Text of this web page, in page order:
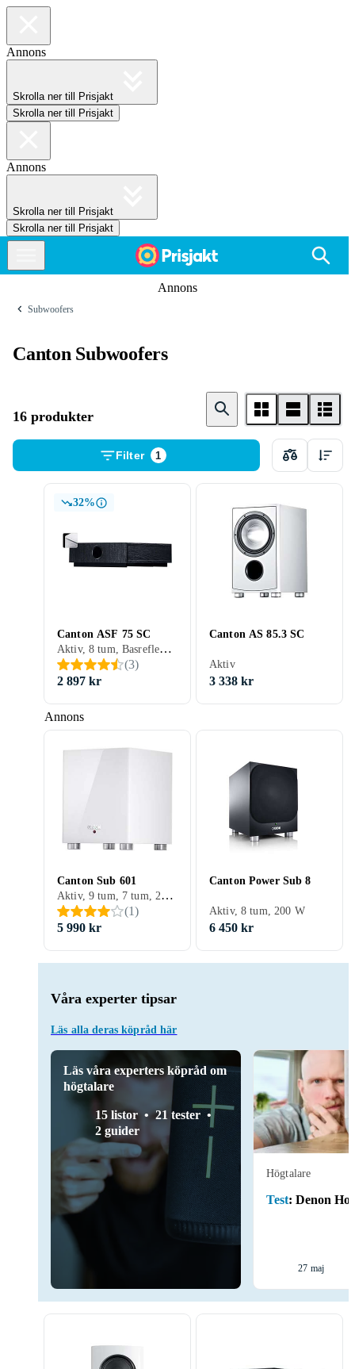
Annons
Skrolla ner till Prisjakt
Skrolla ner till Prisjakt
Annons
Skrolla ner till Prisjakt
Skrolla ner till Prisjakt
Annons
Subwoofers
Canton Subwoofers
16 produkter
Filter 1
Annons
Våra experter tipsar
Läs alla deras köpråd här
Läs våra experters köpråd om
högtalare
15 listor
21 tester
2 guider
Högtalare
Test: Denon
27 maj
32%
Canton ASF 75 SC
Aktiv, 8 tum, Basreflex, 60 W
(3)
2 897 kr
Canton AS 85.3 SC
Aktiv
3 338 kr
Canton Sub 601
Aktiv, 9 tum, 7 tum, 200 W
(1)
5 990 kr
Canton Power Sub 8
Aktiv, 8 tum, 200 W
6 450 kr